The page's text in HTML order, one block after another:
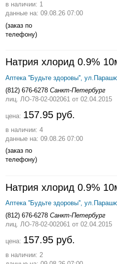
в наличии: 1
данные на: 09.08.26 07:00
(заказ по
телефону)
Натрия хлорид 0.9%
Аптека ''Будьте здоровы'',
(812) 676-6278 Санкт-Петербург
лиц. ЛО-78-02-002061 от 02.04.2015
цена: 157.95 руб.
в наличии: 4
данные на: 09.08.26 07:00
(заказ по
телефону)
Натрия хлорид 0.9%
Аптека ''Будьте здоровы'',
(812) 676-6278 Санкт-Петербург
лиц. ЛО-78-02-002061 от 02.04.2015
цена: 157.95 руб.
в наличии: 2